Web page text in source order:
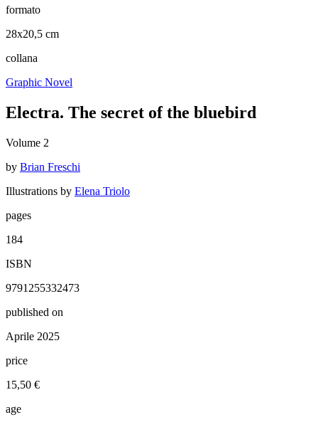
formato
28x20,5 cm
collana
Graphic Novel
Electra. The secret of the bluebird
Volume 2
by Brian Freschi
Illustrations by Elena Triolo
pages
184
ISBN
9791255332473
published on
Aprile 2025
price
15,50 €
age